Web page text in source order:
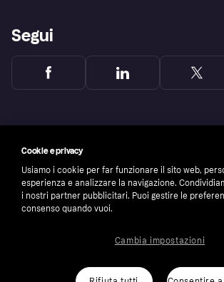
Segui
number: 556737-0431
Cookie e privacy
Usiamo i cookie per far funzionare il sito web,
esperienza e analizzare la navigazione.
i nostri partner pubblicitari. Puoi gestire le
consenso quando vuoi.
Cambia impostazioni